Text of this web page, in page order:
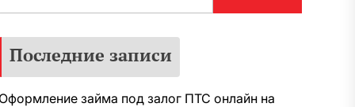
Последние записи
Оформление займа под залог ПТС онлайн на